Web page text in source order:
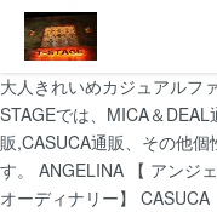
大人きれいめカジュアルフ
STAGEでは、MICA＆
販,CASUCA通販、その他
す。 ANGELINA 【 アンジ
オーディナリー】 CASUCA